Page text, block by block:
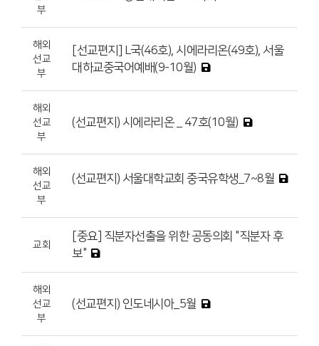
부
해외
선교
부
[선교편지] L국(46호), 시에라리온(49호), 서울
대하교중국어예배(9-10월)
해외
선교
부
(선교편지) 시에라리온 _ 47호(10월)
해외
선교
부
(선교편지) 서울대학교회 중국유학생_7~8월
교회
[중요] 직분자선출을 위한 공동의회 "직분자 후
보"
해외
선교
부
(선교편지) 인도네시아_5월